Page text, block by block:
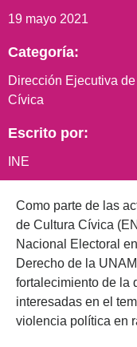
19 mayo 2021
Categoría:
Dirección Ejecutiva
Cívica
Escrito por:
INE
Como parte de las
de Cultura Cívica
Nacional Electoral
Derecho de la
fortalecimiento de la
interesadas en el
violencia política en